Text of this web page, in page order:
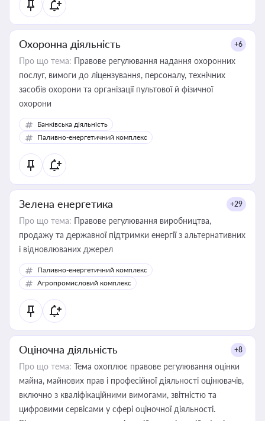
Охоронна діяльність +6
Про що тема: Правове регулювання надання охоронних
послуг, вимоги до ліцензування, персоналу, технічних
засобів охорони та організації пультової й фізичної
охорони
Банківська діяльність
Паливно-енергетичний комплекс
Зелена енергетика +29
Про що тема: Правове регулювання виробництва,
продажу та державної підтримки енергії з альтернативних
і відновлюваних джерел
Паливно-енергетичний комплекс
Агропромисловий комплекс
Оціночна діяльність +8
Про що тема: Тема охоплює правове регулювання оцінки
майна, майнових прав і професійної діяльності оцінювачів,
включно з кваліфікаційними вимогами, звітністю та
цифровими сервісами у сфері оціночної діяльності.